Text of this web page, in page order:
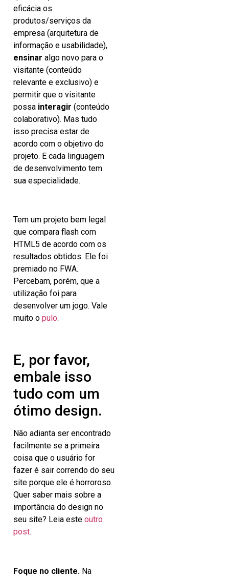
eficácia os
produtos/serviços da
empresa (arquitetura de
informação e usabilidade),
ensinar algo novo para o
visitante (conteúdo
relevante e exclusivo) e
permitir que o visitante
possa interagir (conteúdo
colaborativo). Mas tudo
isso precisa estar de
acordo com o objetivo do
projeto. E cada linguagem
de desenvolvimento tem
sua especialidade.
Tem um projeto bem legal
que compara flash com
HTML5 de acordo com os
resultados obtidos. Ele foi
premiado no FWA.
Percebam, porém, que a
utilização foi para
desenvolver um jogo. Vale
muito o pulo.
E, por favor,
embale isso
tudo com um
ótimo design.
Não adianta ser encontrado
facilmente se a primeira
coisa que o usuário for
fazer é sair correndo do seu
site porque ele é horroroso.
Quer saber mais sobre a
importância do design no
seu site? Leia este outro
post.
Foque no cliente. Na